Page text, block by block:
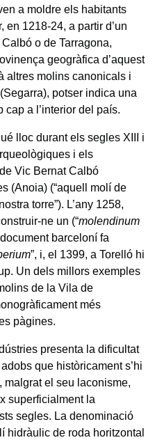
a moldre els habitants
en 1218-24, a partir d’un
o de Tarragona,
geogràfica d’aquest
altres molins canonicals i
potser indica una
cap a l’interior del país.
lloc durant els segles XIII i
i els
Vic Bernat Calbó
(Anoia) (“aquell molí de
torre”). L’any 1258,
ne un (“molendinum
barceloní fa
”, i, el 1399, a Torelló hi
Un dels millors exemples
de la Vila de
més
pàgines.
presenta la dificultat
que històricament s’hi
malgrat el seu laconisme,
superficialment la
segles. La denominació
hidràulic de roda horitzontal